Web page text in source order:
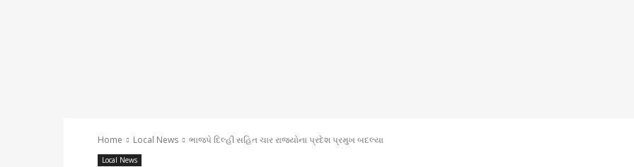
Home Local News ભાજપે દિલ્હી સહિત ચાર રાજ્યોના પ્રદેશ પ્રમુખ બદલ્યા
Local News